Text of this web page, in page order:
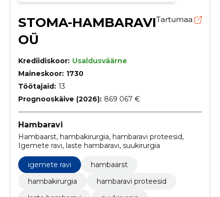
STOMA-HAMBARAVI
OÜ
Tartumaa
Krediidiskoor: Usaldusväärne
Maineskoor: 1730
Töötajaid: 13
Prognooskäive (2026): 869 067 €
Hambaravi
Hambaarst, hambakirurgia, hambaravi proteesid,
Igemete ravi, laste hambaravi, suukirurgia
igemete ravi
hambaarst
hambakirurgia
hambaravi proteesid